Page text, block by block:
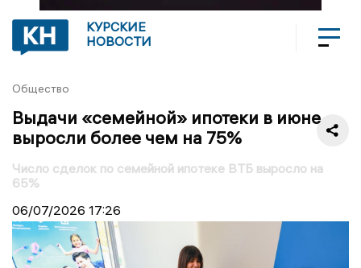
КУРСКИЕ
НОВОСТИ
Общество
Выдачи «семейной» ипотеки в июне
выросли более чем на 75%
Число сделок по семейной ипотеке ВТБ выросло на
65%
06/07/2026 17:26